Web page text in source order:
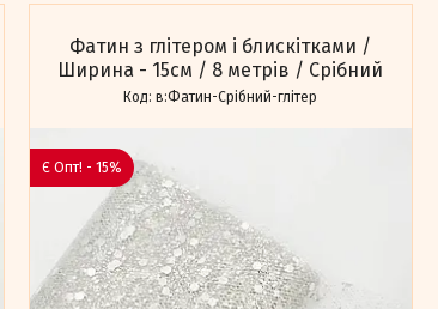
Фатин з глітером і блискітками /
Ширина - 15см / 8 метрів / Срібний
в:Фатин-Срібний-глітер
Є Опт! - 15%